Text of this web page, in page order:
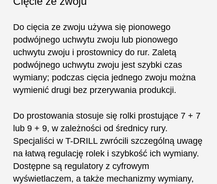
Do cięcia ze zwoju używa się pionowego
podwójnego uchwytu zwoju lub pionowego
uchwytu zwoju i prostownicy do rur. Zaletą
podwójnego uchwytu zwoju jest szybki czas
wymiany; podczas cięcia jednego zwoju można
wymienić drugi bez przerywania produkcji.
Do prostowania stosuje się rolki prostujące 7 + 7
lub 9 + 9, w zależności od średnicy rury.
Specjaliści w T-DRILL zwrócili szczególną uwagę
na łatwą regulację rolek i szybkość ich wymiany.
Dostępne są regulatory z cyfrowym
wyświetlaczem, a także mechanizmy wymiany,